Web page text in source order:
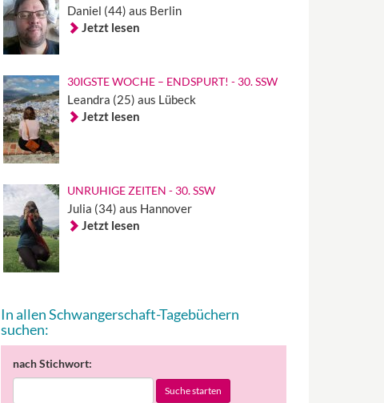
Daniel (44) aus Berlin
Jetzt lesen
30IGSTE WOCHE – ENDSPURT! - 30. SSW
Leandra (25) aus Lübeck
Jetzt lesen
UNRUHIGE ZEITEN - 30. SSW
Julia (34) aus Hannover
Jetzt lesen
In allen Schwangerschaft-Tagebüchern
suchen:
nach Stichwort:
Suche starten